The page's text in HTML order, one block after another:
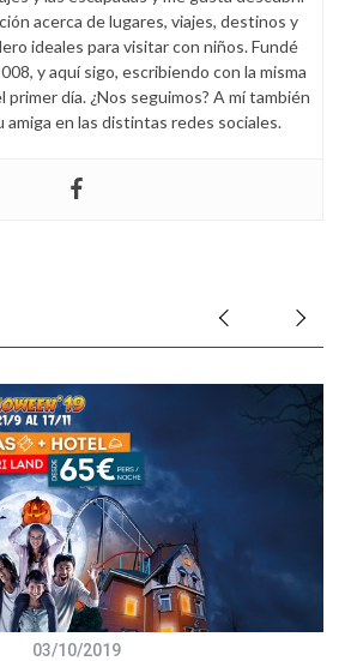
acerca de lugares, viajes, destinos y
ideales para visitar con niños. Fundé
y aquí sigo, escribiendo con la misma
primer día. ¿Nos seguimos? A mí también
amiga en las distintas redes sociales.
03/10/2019